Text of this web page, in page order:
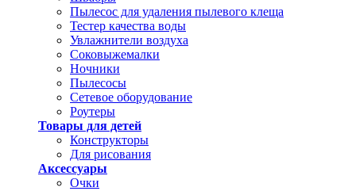
Пылесос для удаления пылевого клеща
Тестер качества воды
Увлажнители воздуха
Соковыжемалки
Ночники
Пылесосы
Сетевое оборудование
Роутеры
Товары для детей
Конструкторы
Для рисования
Аксессуары
Очки